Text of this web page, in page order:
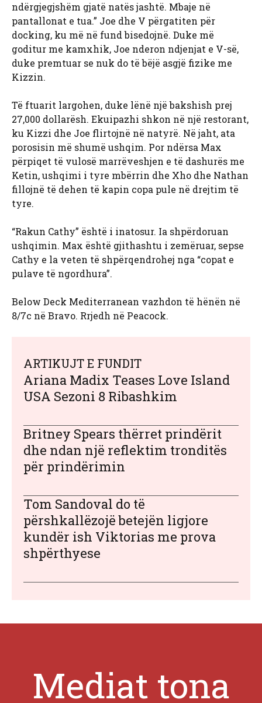
ndërgjegjshëm gjatë natës jashtë. Mbaje në
pantallonat e tua.” Joe dhe V përgatiten për
docking, ku më në fund bisedojnë. Duke më
goditur me kamxhik, Joe nderon ndjenjat e V-së,
duke premtuar se nuk do të bëjë asgjë fizike me
Kizzin.
Të ftuarit largohen, duke lënë një bakshish prej
27,000 dollarësh. Ekuipazhi shkon në një restorant,
ku Kizzi dhe Joe flirtojnë në natyrë. Në jaht, ata
porosisin më shumë ushqim. Por ndërsa Max
përpiqet të vulosë marrëveshjen e të dashurës me
Ketin, ushqimi i tyre mbërrin dhe Xho dhe Nathan
fillojnë të dehen të kapin copa pule në drejtim të
tyre.
“Rakun Cathy” është i inatosur. Ia shpërdoruan
ushqimin. Max është gjithashtu i zemëruar, sepse
Cathy e la veten të shpërqendrohej nga “copat e
pulave të ngordhura”.
Below Deck Mediterranean vazhdon të hënën në
8/7c në Bravo. Rrjedh në Peacock.
ARTIKUJT E FUNDIT
Ariana Madix Teases Love Island
USA Sezoni 8 Ribashkim
Britney Spears thërret prindërit
dhe ndan një reflektim tronditës
për prindërimin
Tom Sandoval do të
përshkallëzojë betejën ligjore
kundër ish Viktorias me prova
shpërthyese
Mediat tona